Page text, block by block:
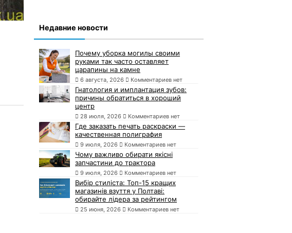
Недавние новости
Почему уборка могилы своими
руками так часто оставляет
царапины на камне
6 августа, 2026 Комментариев нет
Гнатология и имплантация зубов:
причины обратиться в хороший
центр
28 июля, 2026 Комментариев нет
Где заказать печать раскраски —
качественная полиграфия
9 июля, 2026 Комментариев нет
Чому важливо обирати якісні
запчастини до трактора
9 июля, 2026 Комментариев нет
Вибір стиліста: Топ-15 кращих
магазинів взуття у Полтаві:
обирайте лідера за рейтингом
25 июня, 2026 Комментариев нет